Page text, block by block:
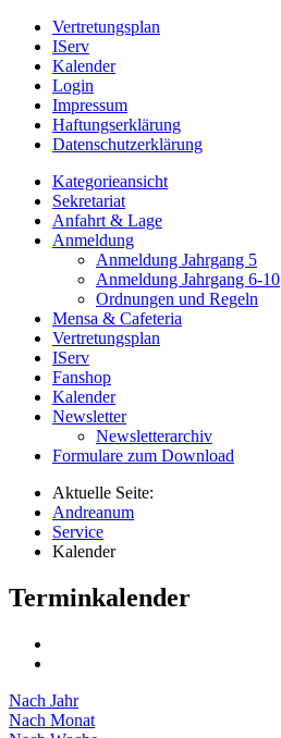
Vertretungsplan
IServ
Kalender
Login
Impressum
Haftungserklärung
Datenschutzerklärung
Kategorieansicht
Sekretariat
Anfahrt & Lage
Anmeldung
Anmeldung Jahrgang 5
Anmeldung Jahrgang 6-10
Ordnungen und Regeln
Mensa & Cafeteria
Vertretungsplan
IServ
Fanshop
Kalender
Newsletter
Newsletterarchiv
Formulare zum Download
Aktuelle Seite:
Andreanum
Service
Kalender
Terminkalender
Nach Jahr
Nach Monat